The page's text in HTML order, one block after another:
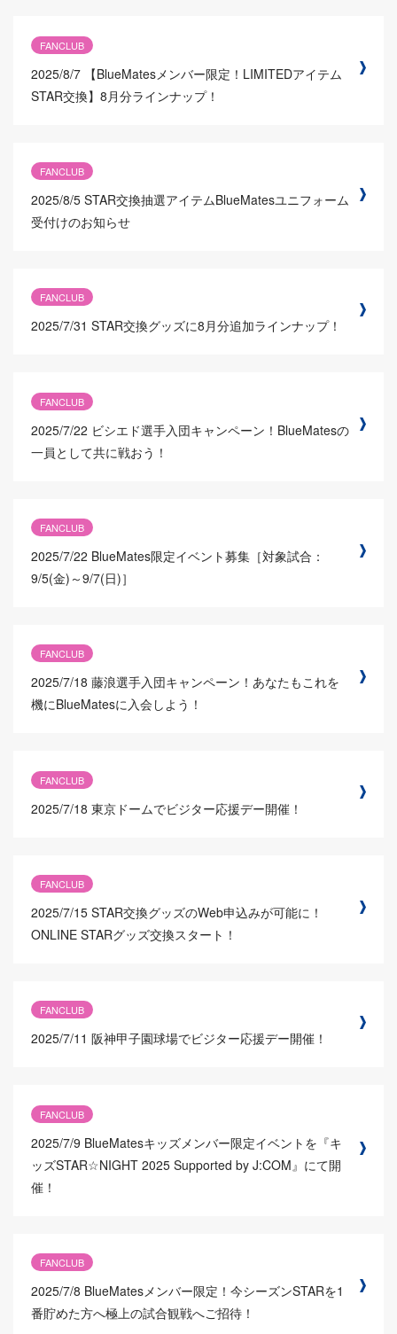
FANCLUB
2025/8/7 【BlueMatesメンバー限定！LIMITEDアイテム
STAR交換】8月分ラインナップ！
FANCLUB
2025/8/5 STAR交換抽選アイテムBlueMatesユニフォーム
受付けのお知らせ
FANCLUB
2025/7/31 STAR交換グッズに8月分追加ラインナップ！
FANCLUB
2025/7/22 ビシエド選手入団キャンペーン！BlueMatesの
一員として共に戦おう！
FANCLUB
2025/7/22 BlueMates限定イベント募集［対象試合：
9/5(金)～9/7(日)］
FANCLUB
2025/7/18 藤浪選手入団キャンペーン！あなたもこれを
機にBlueMatesに入会しよう！
FANCLUB
2025/7/18 東京ドームでビジター応援デー開催！
FANCLUB
2025/7/15 STAR交換グッズのWeb申込みが可能に！
ONLINE STARグッズ交換スタート！
FANCLUB
2025/7/11 阪神甲子園球場でビジター応援デー開催！
FANCLUB
2025/7/9 BlueMatesキッズメンバー限定イベントを『キ
ッズSTAR☆NIGHT 2025 Supported by J:COM』にて開
催！
FANCLUB
2025/7/8 BlueMatesメンバー限定！今シーズンSTARを1
番貯めた方へ極上の試合観戦へご招待！